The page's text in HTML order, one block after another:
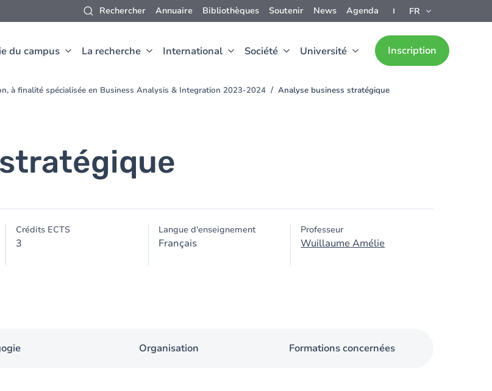
Rechercher Annuaire Bibliothèques Soutenir News Agenda FR
du campus La recherche International Société Université Inscription
à finalité spécialisée en Business Analysis & Integration 2023-2024 Analyse business stratégique
Crédits ECTS
3
Langue d'enseignement
Français
Professeur
Wuillaume Amélie
Organisation Formations concernées